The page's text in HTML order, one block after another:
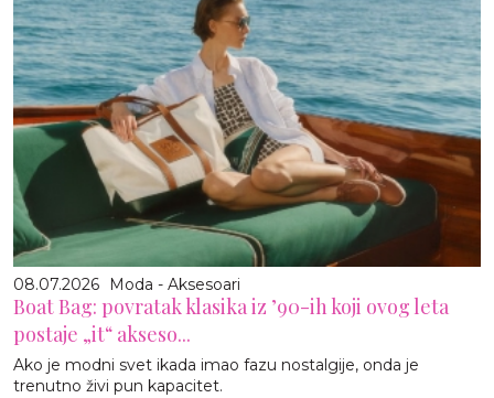
08.07.2026 Moda - Aksesoari
Boat Bag: povratak klasika iz ’90-ih koji ovog leta
postaje „it“ akseso...
Ako je modni svet ikada imao fazu nostalgije, onda je
trenutno živi pun kapacitet.